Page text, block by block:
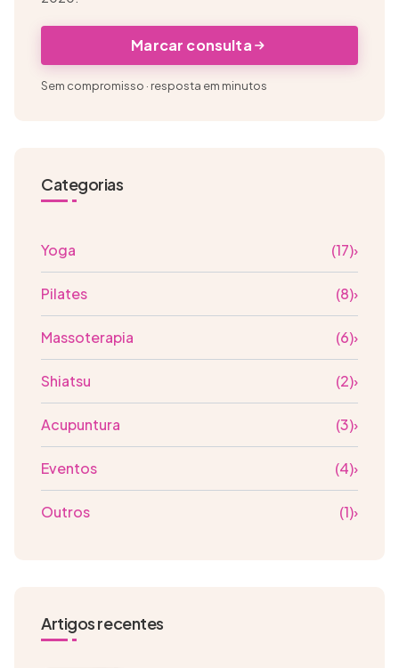
Marcar consulta
Sem compromisso · resposta em minutos
Categorias
›
Yoga (17)
›
Pilates (8)
›
Massoterapia (6)
›
Shiatsu (2)
›
Acupuntura (3)
›
Eventos (4)
›
Outros (1)
Artigos recentes